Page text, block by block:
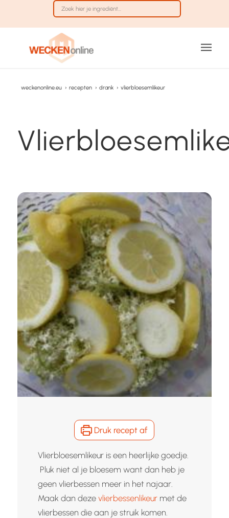
weckenonline.eu › recepten › drank › vlierbloesemlikeur
Druk recept af
Vlierbloesemlikeur is een heerlijke goedje.
Pluk niet al je bloesem want dan heb je
geen vlierbessen meer in het najaar.
Maak dan deze vlierbessenlikeurmet de
vlierbessen die aan je struik komen.